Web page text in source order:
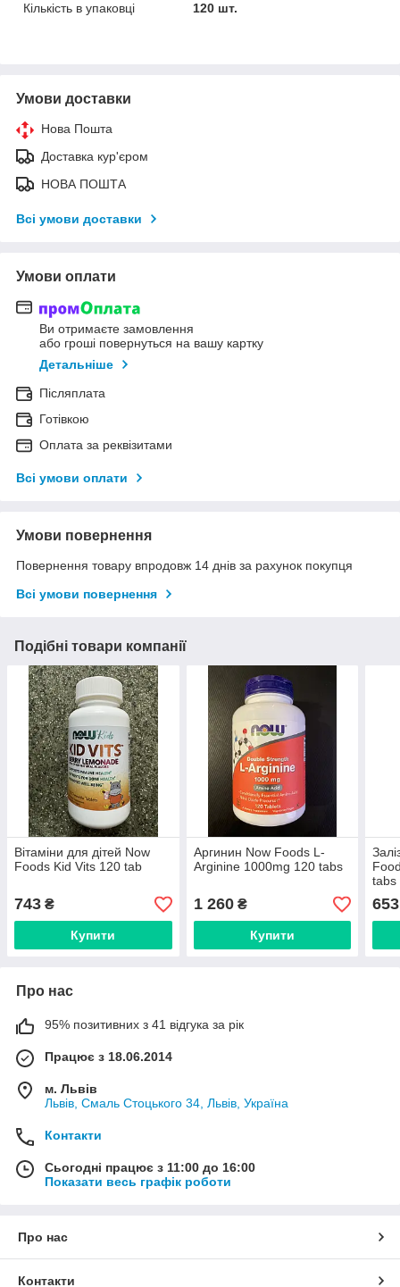
Кількість в упаковці
120 шт.
Умови доставки
Нова Пошта
Доставка кур'єром
НОВА ПОШТА
Всі умови доставки
Умови оплати
Ви отримаєте замовлення
або гроші повернуться на вашу картку
Детальніше
Післяплата
Готівкою
Оплата за реквізитами
Всі умови оплати
Умови повернення
Повернення товару впродовж 14 днів за рахунок покупця
Всі умови повернення
Подібні товари компанії
Вітаміни для дітей Now
Foods Kid Vits 120 tab
743 ₴
Купити
Аргинин Now Foods L-
Arginine 1000mg 120 tabs
1 260₴
Купити
tabs
653
Про нас
95% позитивних з 41 відгука за рік
Працює з 18.06.2014
м. Львів
Львів, Смаль Стоцького 34, Львів, Україна
Контакти
Сьогодні працює з 11:00 до 16:00
Показати весь графік роботи
Про нас
Контакти